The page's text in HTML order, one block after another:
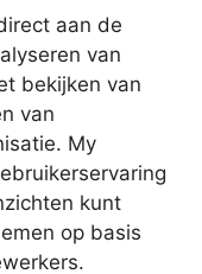
aan de
van
bekijken van
van
My
kunt
op basis